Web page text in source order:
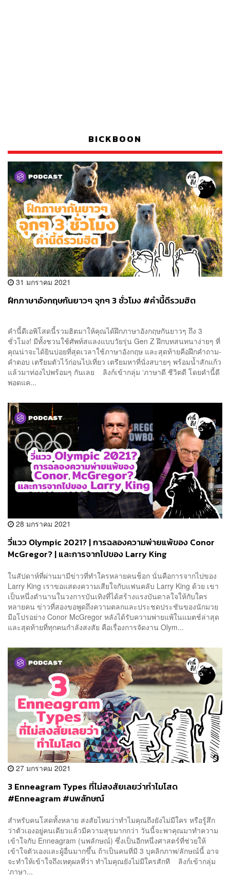
BICKBOON
31 มกราคม 2021
ฝึกภาษาอังกฤษกันยาวๆ จุกๆ 3 ชั่วโมง #คำนี้ดีรวมฮิต
คำนี้ดีเอพิโสดนี้รวมฮิตมาให้คุณได้ฝึกภาษาอังกฤษกันยาวๆ ถึง 3
ชั่วโมง! มีทั้งชวนใช้ศัพท์สแลงแบบวัยรุ่น Gen Z ฝึกบทสนทนาง่ายๆ ที่
คุณน่าจะได้ยินบ่อยที่สุดเวลาใช้ภาษาอังกฤษ และสุดท้ายคือฝึกคำถาม-
คำตอบ เตรียมตัวไว้ก่อนไปเที่ยว เตรียมหาที่นั่งสบายๆ พร้อมน้ำสักแก้ว
แล้วมาท่องไปพร้อมๆ กันเลย ลิงก์เข้ากลุ่ม ‘ภาษาดี ชีวิตดี โดยคำนี้ดี
พอดแค...
28 มกราคม 2021
วี่แวว Olympic 2021? | การฉลองความพ่ายแพ้ของ Conor
McGregor? | และการจากไปของ Larry King
ในสัปดาห์ที่ผ่านมามีข่าวที่ทำใครหลายคนช็อก นั่นคือการจากไปของ
Larry King เราขอแสดงความเสียใจกับแฟนคลับ Larry King ด้วย เขา
เป็นหนึ่งตำนานในวงการบันเทิงที่ได้สร้างแรงบันดาลใจให้กับใคร
หลายคน ข่าวที่สองขอพูดถึงความตลกและประชดประชันของนักมวย
มือโปรอย่าง Conor McGregor หลังได้รับความพ่ายแพ้ในแมตช์ล่าสุด
และสุดท้ายที่ทุกคนกำลังสงสัย คือเรื่องการจัดงาน Olym...
27 มกราคม 2021
3 Enneagram Types ที่ไม่สงสัยเลยว่าทำไมโสด
#Enneagram #นพลักษณ์
สำหรับคนโสดทั้งหลาย สงสัยไหมว่าทำไมคุณถึงยังไม่มีใคร หรือรู้สึก
ว่าตัวเองอยู่คนเดียวแล้วมีความสุขมากกว่า วันนี้จะพาคุณมาทำความ
เข้าใจกับ Enneagram (นพลักษณ์) ซึ่งเป็นอีกหนึ่งศาสตร์ที่ช่วยให้
เข้าใจตัวเองและผู้อื่นมากขึ้น ถ้าเป็นคนที่มี 3 บุคลิกภาพ/ลักษณ์นี้ อาจ
จะทำให้เข้าใจถึงเหตุผลที่ว่า ทำไมคุณยังไม่มีใครสักที ลิงก์เข้ากลุ่ม
‘ภาษา...